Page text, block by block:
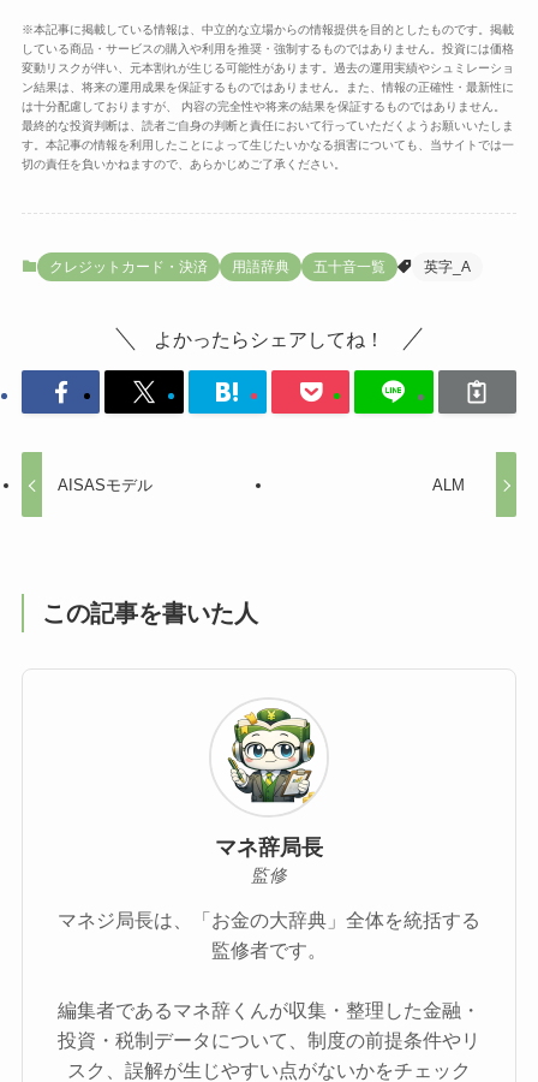
※本記事に掲載している情報は、中立的な立場からの情報提供を目的としたものです。掲載
している商品・サービスの購入や利用を推奨・強制するものではありません。投資には価格
変動リスクが伴い、元本割れが生じる可能性があります。過去の運用実績やシュミレーショ
ン結果は、将来の運用成果を保証するものではありません。また、情報の正確性・最新性に
は十分配慮しておりますが、 内容の完全性や将来の結果を保証するものではありません。
最終的な投資判断は、読者ご自身の判断と責任において行っていただくようお願いいたしま
す。本記事の情報を利用したことによって生じたいかなる損害についても、当サイトでは一
切の責任を負いかねますので、あらかじめご了承ください。
クレジットカード・決済 用語辞典 五十音一覧 英字_A
よかったらシェアしてね！
AISASモデル ALM
この記事を書いた人
マネ辞局長
監修
マネジ局長は、「お金の大辞典」全体を統括する
監修者です。
編集者であるマネ辞くんが収集・整理した金融・
投資・税制データについて、制度の前提条件やリ
スク、誤解が生じやすい点がないかをチェック